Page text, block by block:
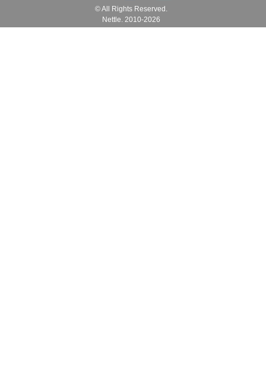
© All Rights Reserved.
Nettle. 2010-2026